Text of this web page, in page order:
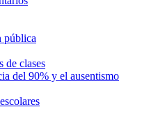
pública
de clases
del 90% y el ausentismo